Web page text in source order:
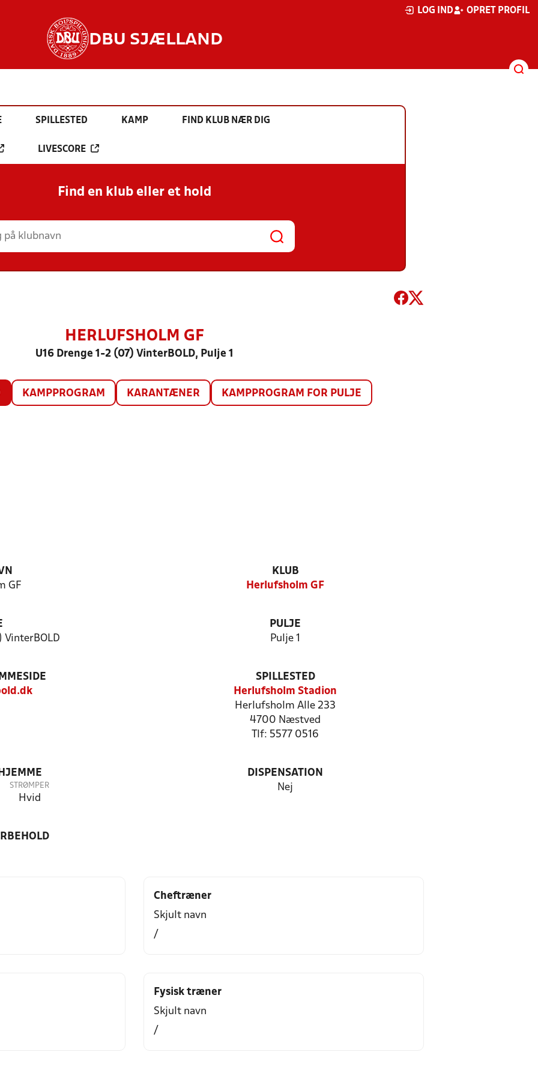
LOG IND OPRET PROFIL
DBU SJÆLLAND
SPILLESTED KAMP FIND KLUB NÆR DIG
LIVESCORE
Find en klub eller et hold
HERLUFSHOLM GF
U16 Drenge 1-2 (07) VinterBOLD, Pulje 1
KAMPPROGRAM KARANTÆNER KAMPPROGRAM FOR PULJE
GF
KLUB
Herlufsholm GF
VinterBOLD
PULJE
Pulje 1
SPILLESTED
Herlufsholm Stadion
Herlufsholm Alle 233
4700 Næstved
Tlf: 5577 0516
STRØMPER
Hvid
DISPENSATION
Nej
Cheftræner
Skjult navn
/
Fysisk træner
Skjult navn
/